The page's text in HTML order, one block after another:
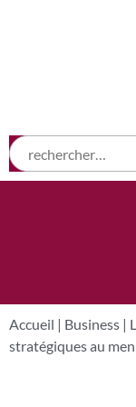
Accueil | Business |
stratégiques au